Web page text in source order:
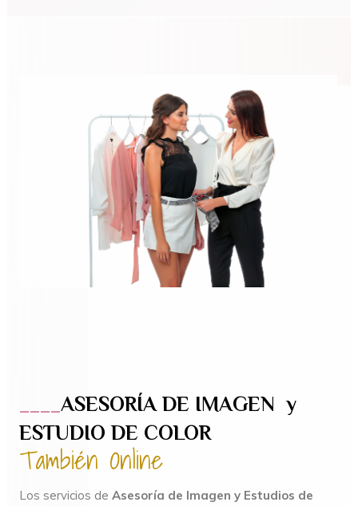
ASESORÍA DE IMAGEN y
ESTUDIO DE COLOR
También Online
Los servicios de Asesoría de Imagen y Estudios de